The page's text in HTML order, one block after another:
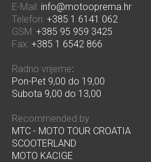
E-Mail: info@motooprema.hr
Telefon: +385 1 6141 062
GSM: +385 95 959 3425
Fax: +385 1 6542 866
Radno vrijeme:
Pon-Pet 9,00 do 19,00
Subota 9,00 do 13,00
Recommended by
MTC - MOTO TOUR CROATIA
SCOOTERLAND
MOTO KACIGE